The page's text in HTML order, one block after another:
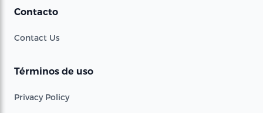
Contacto
Contact Us
Términos de uso
Privacy Policy